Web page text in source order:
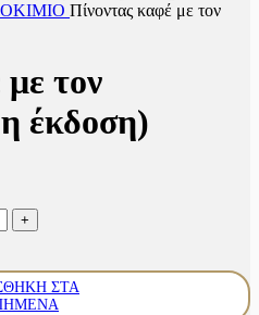
Πίνοντας καφέ με τον
τον
έκδοση)
ΣΤΑ